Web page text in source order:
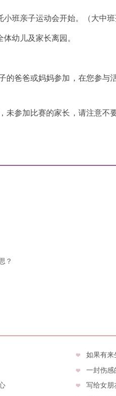
班亲子运动会开始。（大中班
幼儿及家长离园。
的爸爸或妈妈参加，在您参与
未参加比赛的家长，请注意不
？
如果有来
一封伤感
写给女朋